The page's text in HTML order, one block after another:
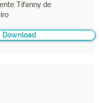
Tifanny de
Download